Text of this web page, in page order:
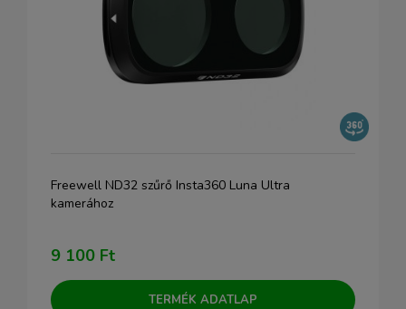
Freewell ND32 szűrő Insta360 Luna Ultra
kamerához
9 100 Ft
TERMÉK ADATLAP